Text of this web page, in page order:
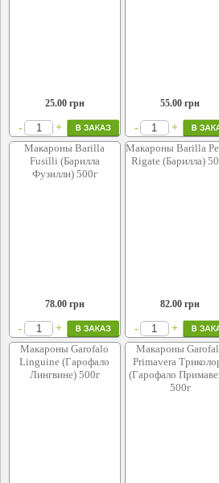
25.00грн
- +
55.00 грн
- +
Макароны Barilla
Fusilli (Барилла
Фузилли) 500г
78.00грн
- +
Макароны Barilla
Rigate (Барилла)
82.00 грн
- +
Макароны Garofalo
Linguine (Гарофало
Лингвине) 500г
Макароны
Primavera
(Гарофало
500г